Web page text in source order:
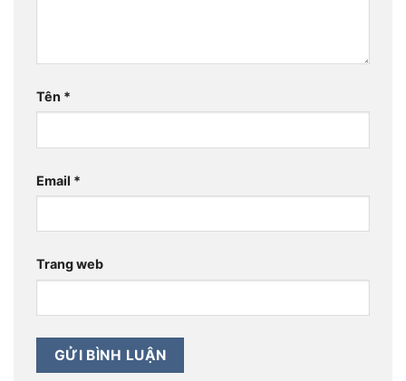
Tên *
Email *
Trang web